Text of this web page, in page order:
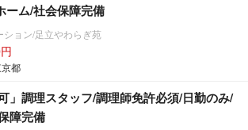
ーム/社会保障完備
ョン/足立やわらぎ苑
都
」調理スタッフ/調理師免許必須/日勤のみ/
障完備